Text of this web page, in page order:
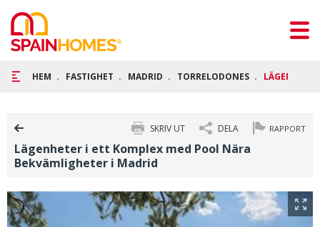
HEM FASTIGHET MADRID TORRELODONES
RAPPORT
DELA
SKRIV UT
Lägenheter i ett Komplex med Pool Nära
Bekvämligheter i Madrid